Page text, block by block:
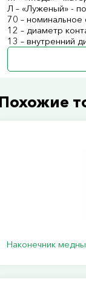
Л – «Луженый» -
70 – номинальное
12 – диаметр
13 – внутренний
Наконечник